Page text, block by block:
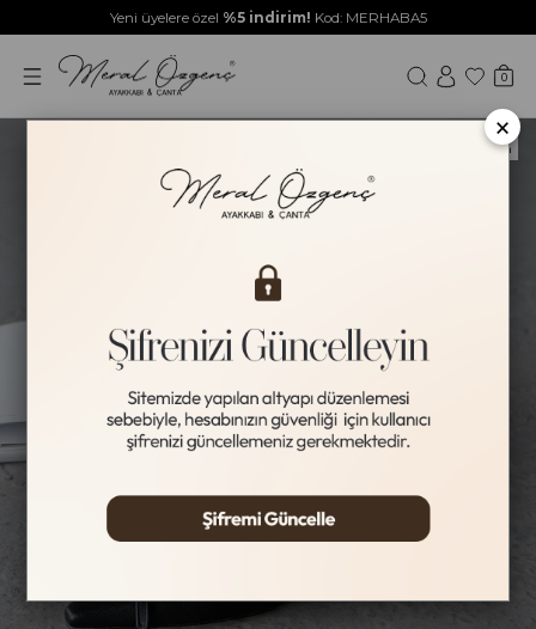
Yeni üyelere özel %5 indirim! Kod: MERHABA5
0
Yeni Ürün
×